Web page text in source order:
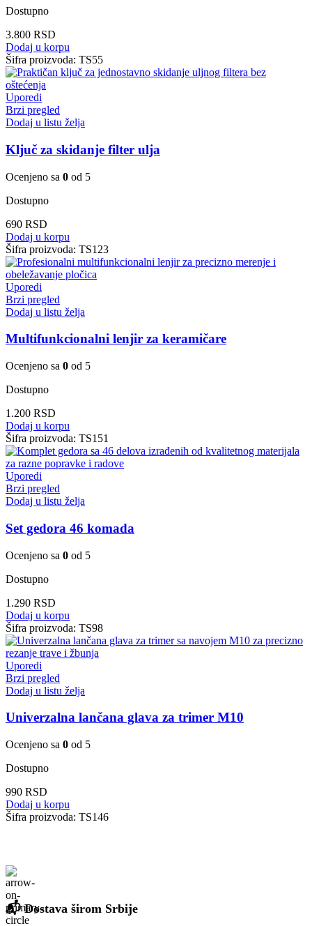
Dostupno
3.800 RSD
Dodaj u korpu
Šifra proizvoda: TS55
Uporedi
Brzi pregled
Dodaj u listu želja
Ključ za skidanje filter ulja
Ocenjeno sa 0 od 5
Dostupno
690 RSD
Dodaj u korpu
Šifra proizvoda: TS123
Uporedi
Brzi pregled
Dodaj u listu želja
Multifunkcionalni lenjir za keramičare
Ocenjeno sa 0 od 5
Dostupno
1.200 RSD
Dodaj u korpu
Šifra proizvoda: TS151
Uporedi
Brzi pregled
Dodaj u listu želja
Set gedora 46 komada
Ocenjeno sa 0 od 5
Dostupno
1.290 RSD
Dodaj u korpu
Šifra proizvoda: TS98
Uporedi
Brzi pregled
Dodaj u listu želja
Univerzalna lančana glava za trimer M10
Ocenjeno sa 0 od 5
Dostupno
990 RSD
Dodaj u korpu
Šifra proizvoda: TS146
📬 Dostava širom Srbije